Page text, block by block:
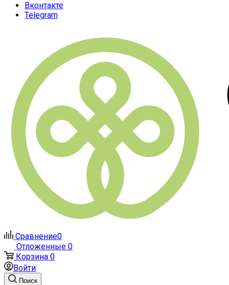
Вконтакте
Telegram
Сравнение0
Отложенные 0
Корзина 0
Войти
Поиск